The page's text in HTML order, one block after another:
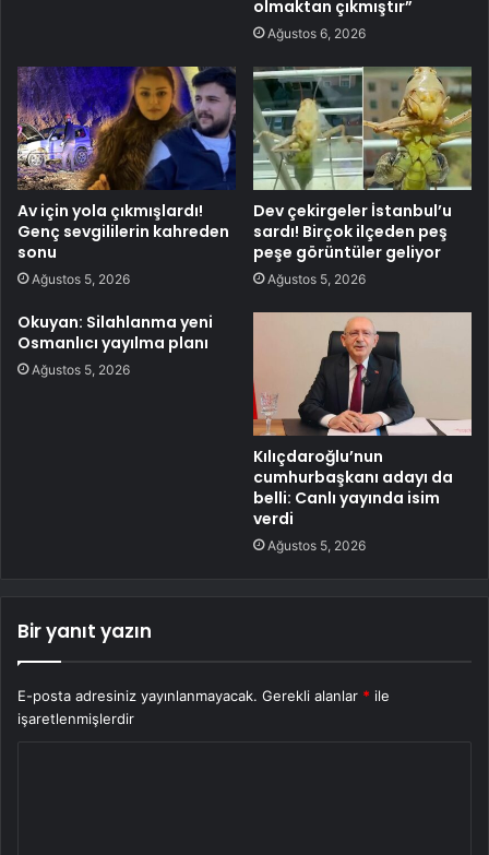
olmaktan çıkmıştır”
Ağustos 6, 2026
Av için yola çıkmışlardı!
Genç sevgililerin kahreden
sonu
Ağustos 5, 2026
Dev çekirgeler İstanbul’u
sardı! Birçok ilçeden peş
peşe görüntüler geliyor
Ağustos 5, 2026
Okuyan: Silahlanma yeni
Osmanlıcı yayılma planı
Ağustos 5, 2026
Kılıçdaroğlu’nun
cumhurbaşkanı adayı da
belli: Canlı yayında isim
verdi
Ağustos 5, 2026
Bir yanıt yazın
E-posta adresiniz yayınlanmayacak. Gerekli alanlar * ile
işaretlenmişlerdir